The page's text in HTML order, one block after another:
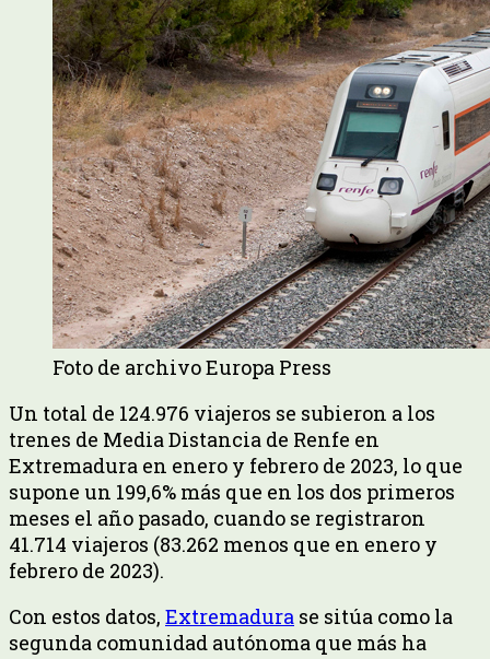
Foto de archivo Europa Press
Un total de 124.976 viajeros se subieron a los
trenes de Media Distancia de Renfe en
Extremadura en enero y febrero de 2023, lo que
supone un 199,6% más que en los dos primeros
meses el año pasado, cuando se registraron
41.714 viajeros (83.262 menos que en enero y
febrero de 2023).
Con estos datos, Extremadura se sitúa como la
segunda comunidad autónoma que más ha